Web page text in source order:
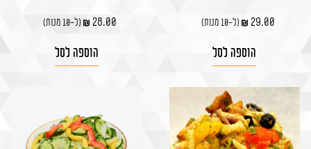
29.00 (ל-10 מנות)
הוספה לסל
28.00 (ל-10 מנות)
הוספה לסל